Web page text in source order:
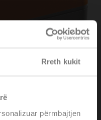
Rreth kukit
përmbajtjen